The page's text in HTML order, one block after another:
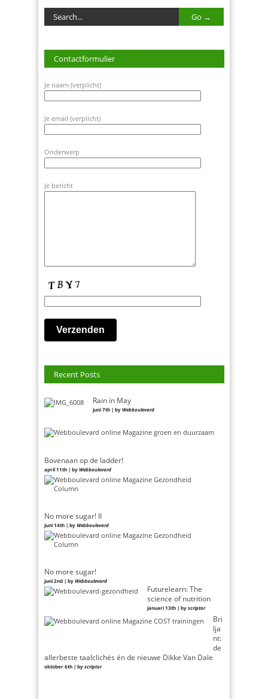
Contactformulier
Je naam (verplicht)
Je email (verplicht)
Onderwerp
Je bericht
Recent Posts
Rain in May
juni 7th | byWebboulevard
Bovenaan op de ladder!
april 11th | byWebboulevard
No more sugar! II
juni 14th | byWebboulevard
No more sugar!
juni 2nd | byWebboulevard
Futurelearn: The
science of nutrition
januari 13th | byscriptor
Bri
lja
nt:
de
allerbeste taalclichés én de nieuwe Dikke Van Dale
oktober 6th | byscriptor